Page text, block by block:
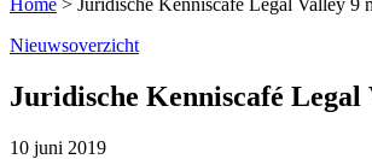
Home > Juridische Kenniscafé Legal Valley 9
Nieuwsoverzicht
Juridische Kenniscafé Legal
10 juni 2019